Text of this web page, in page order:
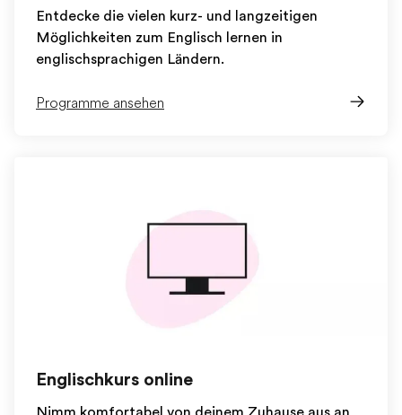
Entdecke die vielen kurz- und langzeitigen
Möglichkeiten zum Englisch lernen in
englischsprachigen Ländern.
Programme ansehen
Englischkurs online